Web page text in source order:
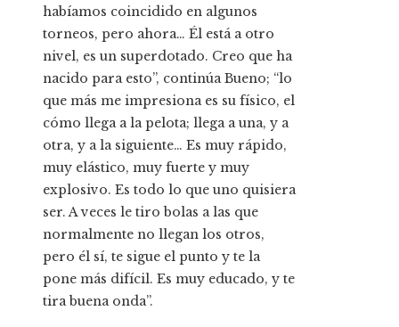
habíamos coincidido en algunos
torneos, pero ahora… Él está a otro
nivel, es un superdotado. Creo que ha
nacido para esto”, continúa Bueno; “lo
que más me impresiona es su físico, el
cómo llega a la pelota; llega a una, y a
otra, y a la siguiente… Es muy rápido,
muy elástico, muy fuerte y muy
explosivo. Es todo lo que uno quisiera
ser. A veces le tiro bolas a las que
normalmente no llegan los otros,
pero él sí, te sigue el punto y te la
pone más difícil. Es muy educado, y te
tira buena onda”.